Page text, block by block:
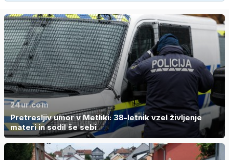
24ur.com
Pretresljiv umor v Metliki: 38-letnik vzel življenje
materi in sodil še sebi